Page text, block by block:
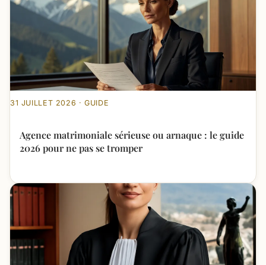
31 JUILLET 2026 · GUIDE
Agence matrimoniale sérieuse ou arnaque : le guide
2026 pour ne pas se tromper